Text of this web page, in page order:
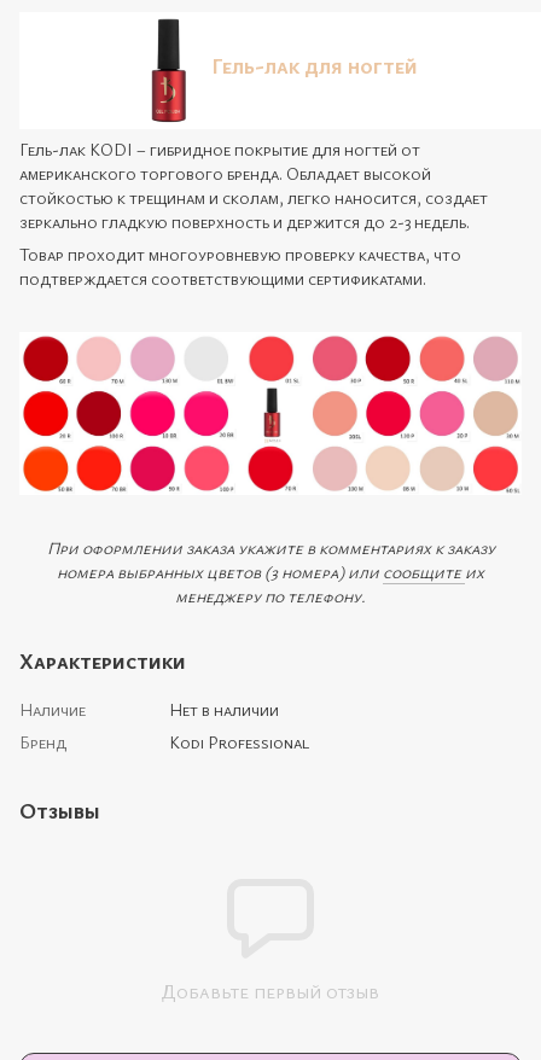
Гель-лак для ногтей
Гель-лак KODI – гибридное покрытие для ногтей от
американского торгового бренда. Обладает высокой
стойкостью к трещинам и сколам, легко наносится, создает
зеркально гладкую поверхность и держится до 2-3 недель.
Товар проходит многоуровневую проверку качества, что
подтверждается соответствующими сертификатами.
При оформлении заказа укажите в комментариях к заказу
номера выбранных цветов (3 номера) или сообщитеих
менеджеру по телефону.
Характеристики
Наличие
Нет в наличии
Бренд
Kodi Professional
Отзывы
Добавьте первый отзыв